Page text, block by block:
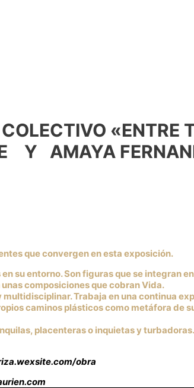
Y AMAYA
que convergen en esta exposición.
su entorno. Son figuras que se integran
composiciones que cobran Vida.
multidisciplinar. Trabaja en una continua
caminos plásticos como metáfora
placenteras o inquietas y
obra